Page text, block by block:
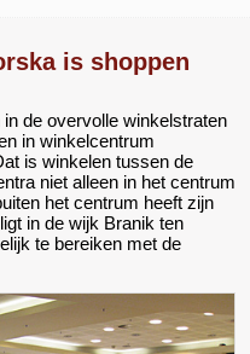
is shoppen
de overvolle winkelstraten
in winkelcentrum
is winkelen tussen de
niet alleen in het centrum
het centrum heeft zijn
in de wijk Branik ten
te bereiken met de